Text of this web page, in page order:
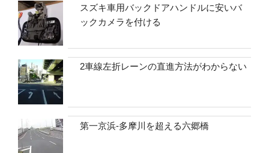
スズキ車用バックドアハンドルに安いバ
ックカメラを付ける
2車線左折レーンの直進方法がわからない
第一京浜-多摩川を超える六郷橋